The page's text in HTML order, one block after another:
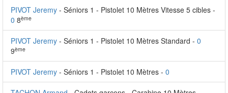
PIVOT Jeremy - Séniors 1 - Pistolet 10 Mètres Vitesse 5 cibles -
0 8ème
PIVOT Jeremy - Séniors 1 - Pistolet 10 Mètres Standard - 0
9ème
PIVOT Jeremy - Séniors 1 - Pistolet 10 Mètres - 0